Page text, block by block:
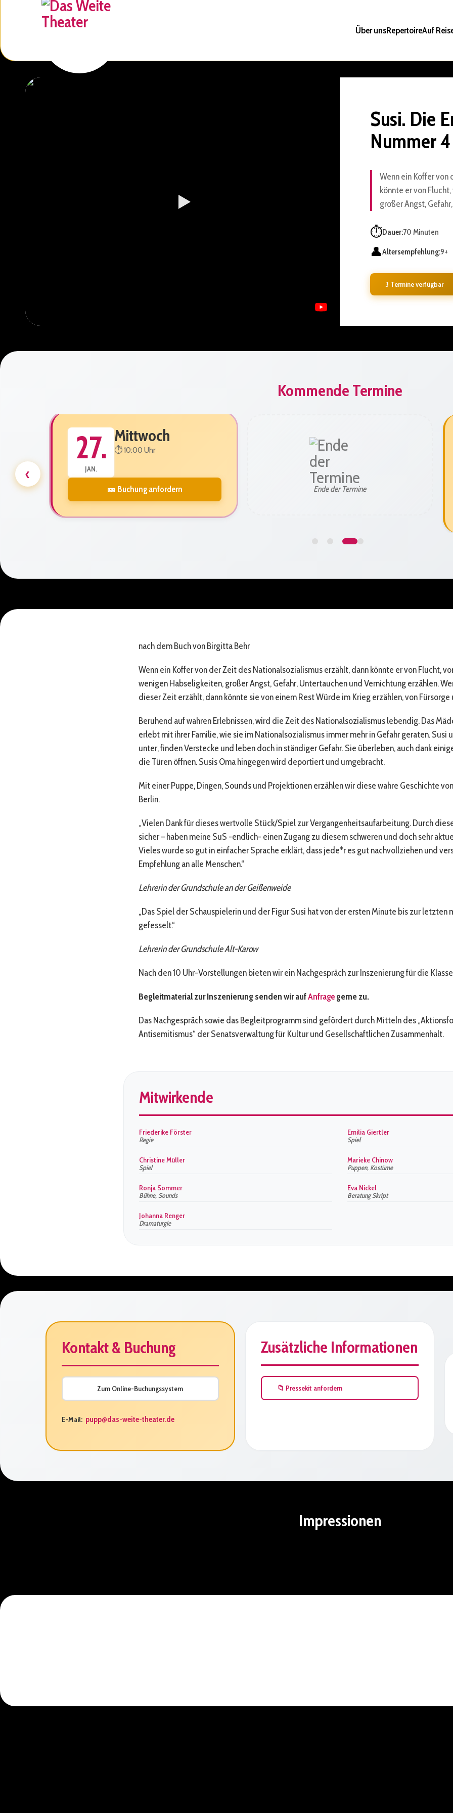
Über unsRepertoireAuf
Susi. Die
Nummer 4
Wenn ein Koffer
könnte er von
großer Angst,
⏱️Dauer:70 Minuten
👤Altersempfehlung:9+
3 Termine verfügbar
Kommende Termine
‹
27.
JAN.
Mittwoch
⏱️ 10:00 Uhr
🎫 Buchung anfordern Ende der Termine
nach dem Buch von Birgitta Behr
Wenn ein Koffer von der Zeit des Nationalsozialismus erzählt, dann könnte er von Flucht,
wenigen Habseligkeiten, großer Angst, Gefahr, Untertauchen und Vernichtung erzählen.
dieser Zeit erzählt, dann könnte sie von einem Rest Würde im Krieg erzählen, von Fürsorge
Beruhend auf wahren Erlebnissen, wird die Zeit des Nationalsozialismus lebendig. Das
erlebt mit ihrer Familie, wie sie im Nationalsozialismus immer mehr in Gefahr geraten. Susi
unter, finden Verstecke und leben doch in ständiger Gefahr. Sie überleben, auch dank
die Türen öffnen. Susis Oma hingegen wird deportiert und umgebracht.
Mit einer Puppe, Dingen, Sounds und Projektionen erzählen wir diese wahre Geschichte
Berlin.
„Vielen Dank für dieses wertvolle Stück/Spiel zur Vergangenheitsaufarbeitung. Durch
sicher – haben meine SuS -endlich- einen Zugang zu diesem schweren und doch sehr
Vieles wurde so gut in einfacher Sprache erklärt, dass jede*r es gut nachvollziehen und
Empfehlung an alle Menschen.“
Lehrerin der Grundschule an der Geißenweide
„Das Spiel der Schauspielerin und der Figur Susi hat von der ersten Minute bis zur letzten
gefesselt.“
Lehrerin der Grundschule Alt-Karow
Nach den 10 Uhr-Vorstellungen bieten wir ein Nachgespräch zur Inszenierung für die
Begleitmaterial zur Inszenierung senden wir aufAnfragegerne zu.
Das Nachgespräch sowie das Begleitprogramm sind gefördert durch Mitteln des
Antisemitismus“ der Senatsverwaltung für Kultur und Gesellschaftlichen Zusammenhalt.
Mitwirkende
Friederike Förster
Regie
Emilia Giertler
Spiel
Christine Müller
Spiel
Marieke Chinow
Puppen, Kostüme
Ronja Sommer
Bühne, Sounds
Eva Nickel
Beratung Skript
Johanna Renger
Dramaturgie
Kontakt & Buchung
Zum Online-Buchungssystem
E-Mail: pupp@das-weite-theater.de
Zusätzliche Informationen
📁 Pressekit anfordern
Impressionen